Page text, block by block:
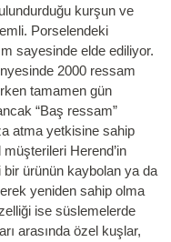
kurşun ve
Porselendeki
sayesinde elde ediliyor.
2000 ressam
tamamen gün
“Baş ressam”
atma yetkisine sahip
müşterileri Herend’in
bir ürünün kaybolan ya da
yeniden sahip olma
ise süslemelerde
arasında özel kuşlar,